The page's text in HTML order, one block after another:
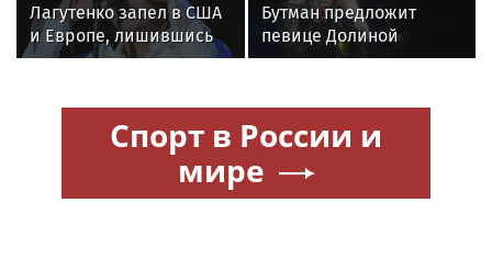
Лагутенко запел в США
и Европе, лишившись
дома в Малибу
Бутман предложит
певице Долиной
возглавить вокальное
вуза
Спорт в России и
мире